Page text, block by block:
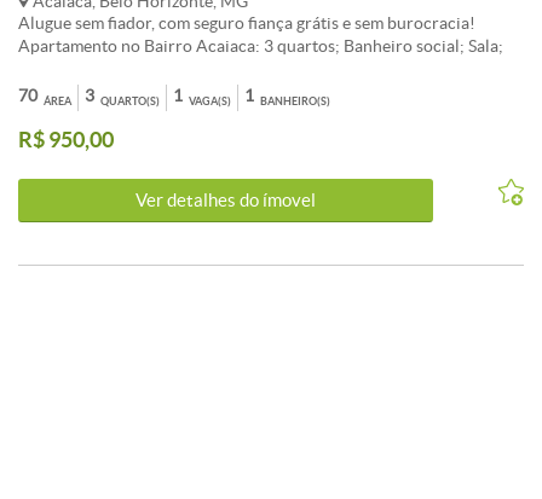
Alugue sem fiador, com seguro fiança grátis e sem burocracia!
Apartamento no Bairro Acaiaca: 3 quartos; Banheiro social; Sala;
consultores!
ÁREA
70 QUARTO(S)
3 VAGA(S)
1 BANHEIRO(S)
1
R$ 950,00
Ver detalhes do ímovel